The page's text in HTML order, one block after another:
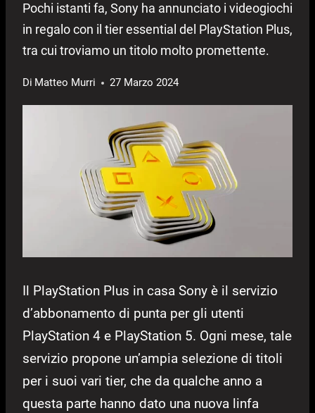
Pochi istanti fa, Sony ha annunciato i videogiochi
in regalo con il tier essential del PlayStation Plus,
tra cui troviamo un titolo molto promettente.
Di Matteo Murri 27 Marzo 2024
Il PlayStation Plus in casa Sony è il servizio
d’abbonamento di punta per gli utenti
PlayStation 4 e PlayStation 5. Ogni mese, tale
servizio propone un’ampia selezione di titoli
per i suoi vari tier, che da qualche anno a
questa parte hanno dato una nuova linfa